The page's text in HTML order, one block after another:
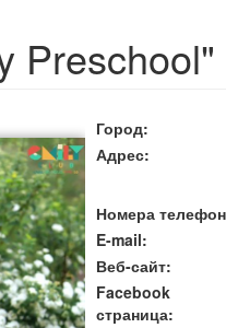
Preschool"
Город
Адрес
Номера
E-mail
Веб-сайт
Facebook
страница